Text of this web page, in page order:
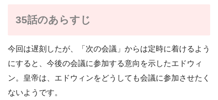
35話のあらすじ
今回は遅刻したが、「次の会議」からは定時に着けるよう
にすると、今後の会議に参加する意向を示したエドウィ
ン。皇帝は、エドウィンをどうしても会議に参加させたく
ないようです。